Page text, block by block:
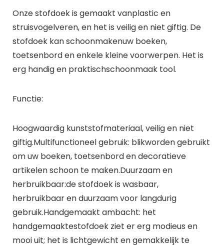
Onze stofdoek is gemaakt vanplastic en
struisvogelveren, en het is veilig en niet giftig. De
stofdoek kan schoonmakenuw boeken,
toetsenbord en enkele kleine voorwerpen. Het is
erg handig en praktischschoonmaak tool.
Functie:
Hoogwaardig kunststofmateriaal, veilig en niet
giftig.Multifunctioneel gebruik: blikworden gebruikt
om uw boeken, toetsenbord en decoratieve
artikelen schoon te maken.Duurzaam en
herbruikbaar:de stofdoek is wasbaar,
herbruikbaar en duurzaam voor langdurig
gebruik.Handgemaakt ambacht: het
handgemaaktestofdoek ziet er erg modieus en
mooi uit; het is lichtgewicht en gemakkelijk te